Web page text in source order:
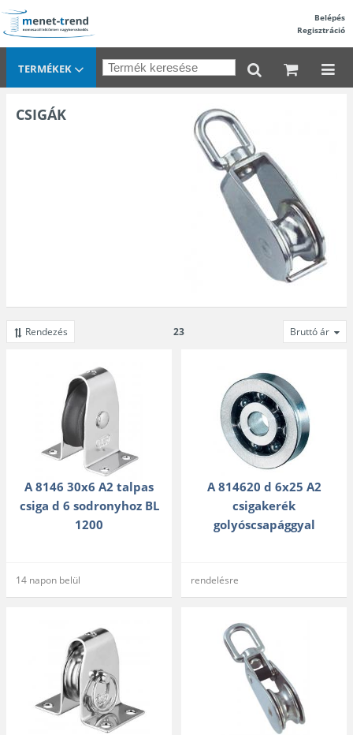
Belépés
Regisztráció
TERMÉKEK
CSIGÁK
Rendezés 23 Bruttó ár
A 8146 30x6 A2 talpas
csiga d 6 sodronyhoz BL
1200
14 napon belül
A 814620 d 6x25 A2
csigakerék
golyóscsapággyal
rendelésre